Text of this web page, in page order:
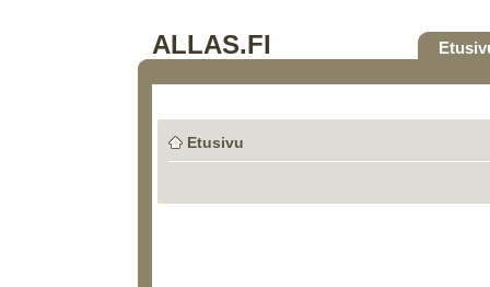
ALLAS.FI
Etusivu